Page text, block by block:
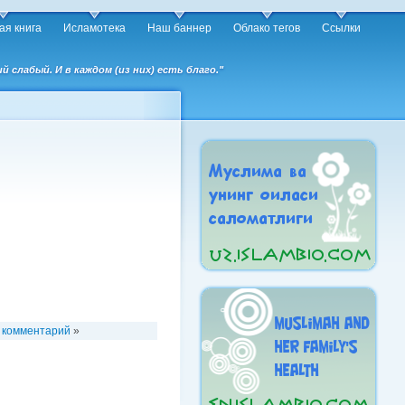
И в каждом (из них) есть благо."
книга Исламотека Наш баннер Облако тегов Ссылки
комментарий »